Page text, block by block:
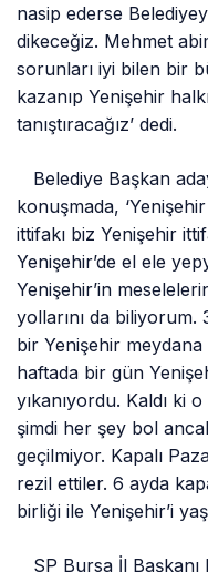
nasip ederse
dikeceğiz. Mehmet
sorunları iyi bilen bir
kazanıp Yenişehir
tanıştıracağız’ dedi.
Belediye Başkan
konuşmada,
ittifakı biz Yenişehir
Yenişehir’de el ele
Yenişehir’in
yollarını da biliyorum.
bir Yenişehir
haftada bir gün
yıkanıyordu. Kaldı ki
şimdi her şey bol
geçilmiyor. Kapalı
rezil ettiler. 6 ayda
birliği ile Yenişehir’i
SP Bursa İl Başkanı